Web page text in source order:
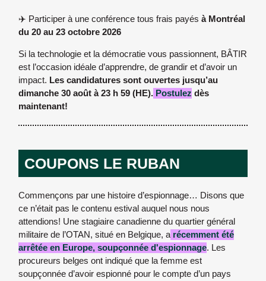
✈️ Participer à une conférence tous frais payés à Montréal
du 20 au 23 octobre 2026
Si la technologie et la démocratie vous passionnent, BÂTIR
est l’occasion idéale d’apprendre, de grandir et d’avoir un
impact. Les candidatures sont ouvertes jusqu’au
dimanche 30 août à 23 h 59 (HE). Postulez dès
maintenant!
COUPONS LE RUBAN
Commençons par une histoire d’espionnage… Disons que
ce n’était pas le contenu estival auquel nous nous
attendions! Une stagiaire canadienne du quartier général
militaire de l’OTAN, situé en Belgique, a récemment été
arrêtée en Europe, soupçonnée d'espionnage. Les
procureurs belges ont indiqué que la femme est
soupçonnée d’avoir espionné pour le compte d’un pays